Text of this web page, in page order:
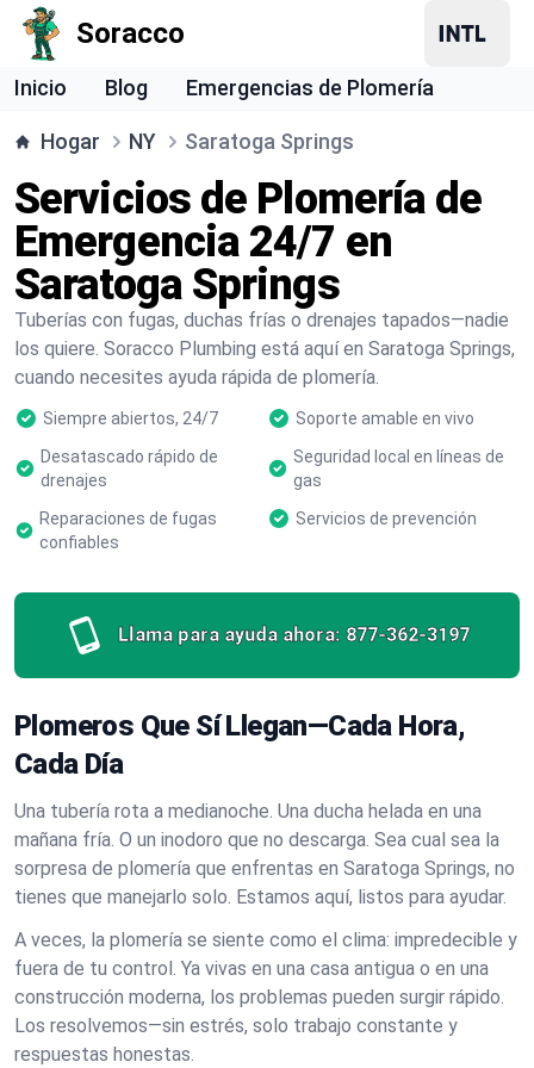
Soracco
Inicio Blog Emergencias de Plomería
Hogar NY Saratoga Springs
Servicios de Plomería de
Emergencia 24/7 en
Saratoga Springs
Tuberías con fugas, duchas frías o drenajes tapados—nadie
los quiere. Soracco Plumbing está aquí en Saratoga Springs,
cuando necesites ayuda rápida de plomería.
Siempre abiertos, 24/7
Soporte amable en vivo
Desatascado rápido de
drenajes
Seguridad local en líneas de
gas
Reparaciones de fugas
confiables
Servicios de prevención
Llama para ayuda ahora: 877-362-3197
Plomeros Que Sí Llegan—Cada Hora,
Cada Día
Una tubería rota a medianoche. Una ducha helada en una
mañana fría. O un inodoro que no descarga. Sea cual sea la
sorpresa de plomería que enfrentas en Saratoga Springs, no
tienes que manejarlo solo. Estamos aquí, listos para ayudar.
A veces, la plomería se siente como el clima: impredecible y
fuera de tu control. Ya vivas en una casa antigua o en una
construcción moderna, los problemas pueden surgir rápido.
Los resolvemos—sin estrés, solo trabajo constante y
respuestas honestas.